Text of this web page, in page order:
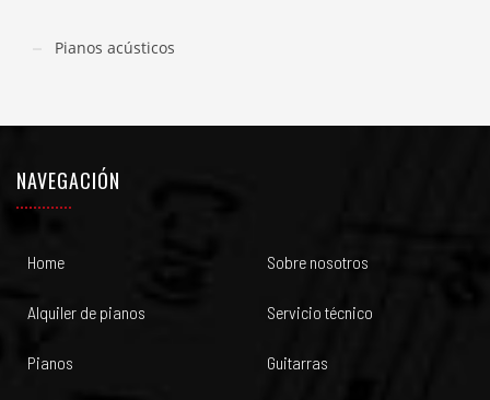
Pianos acústicos
NAVEGACIÓN
Home Sobre nosotros
Alquiler de pianos Servicio técnico
Pianos Guitarras